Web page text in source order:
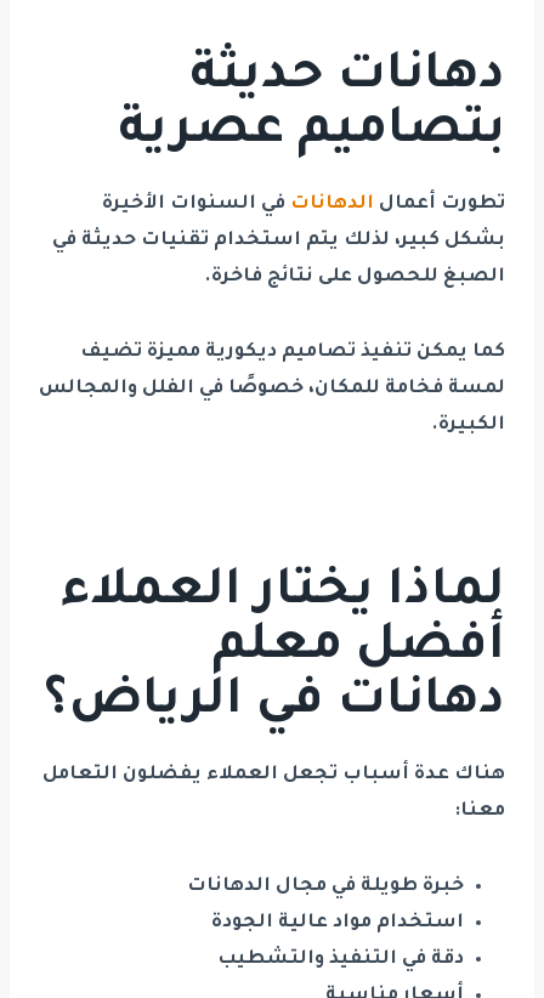
دهانات حديثة
بتصاميم عصرية
تطورت أعمال الدهانات في السنوات الأخيرة
بشكل كبير، لذلك يتم استخدام تقنيات حديثة في
الصبغ للحصول على نتائج فاخرة.
كما يمكن تنفيذ تصاميم ديكورية مميزة تضيف
لمسة فخامة للمكان، خصوصًا في الفلل والمجالس
الكبيرة.
لماذا يختار العملاء
أفضل معلم
دهانات في الرياض؟
هناك عدة أسباب تجعل العملاء يفضلون التعامل
معنا:
خبرة طويلة في مجال الدهانات
استخدام مواد عالية الجودة
دقة في التنفيذ والتشطيب